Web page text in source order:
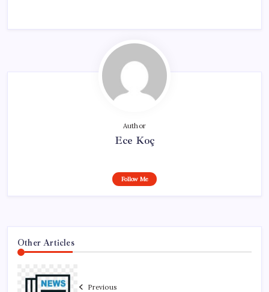
Author
Ece Koç
Follow Me
Other Articles
Previous